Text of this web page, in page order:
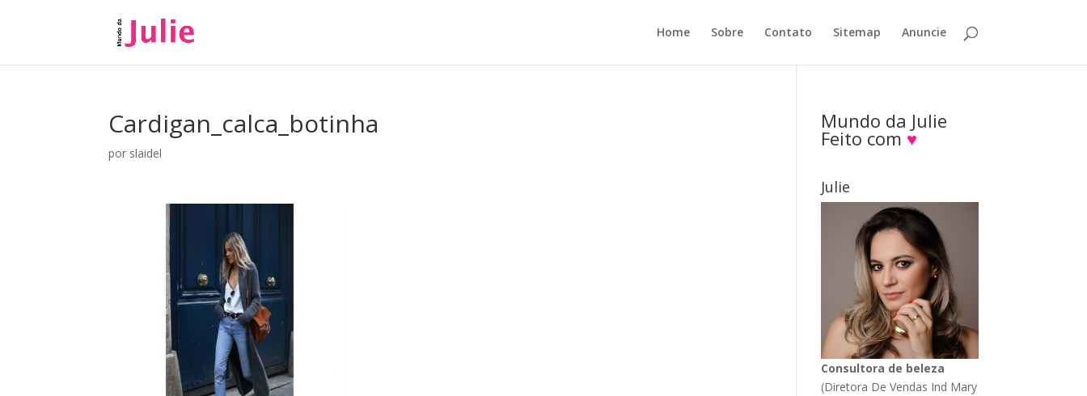
Home Sobre Contato Sitemap Anuncie
Cardigan_calca_botinha
por slaidel
Mundo da Julie
Feito com ♥
Julie
Consultora de beleza
(Diretora De Vendas Ind Mary